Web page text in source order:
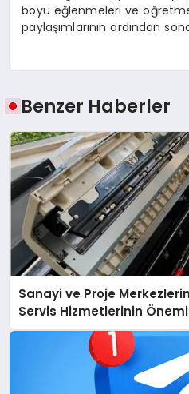
boyu eğlenmeleri ve
paylaşımlarının ardından
Benzer Haberler
Sanayi ve Proje
Servis Hizmetlerinin Önemi